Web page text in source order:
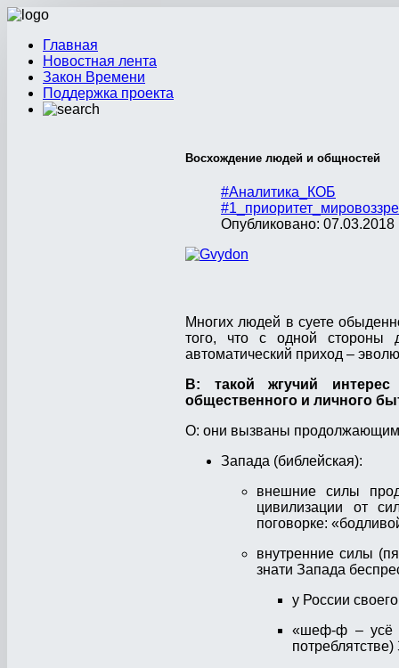
Главная
Новостная лента
Закон Времени
Поддержка проекта
Восхождение людей и общностей
#Аналитика_КОБ
Опубликовано: 07.03.2018
Многих людей в суете
того, что с одной стороны
автоматический приход –
В: такой жгучий
общественного и личного
О: они вызваны
Запада (библейская):
внешние силы
цивилизации от
поговорке:
внутренние силы
знати Запада
у России
«шеф-ф – усё